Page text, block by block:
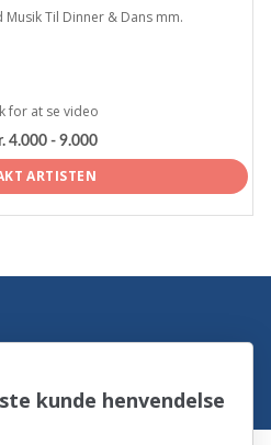
Til Dinner & Dans mm.
for at se video
4.000 - 9.000
ARTISTEN
kunde henvendelse